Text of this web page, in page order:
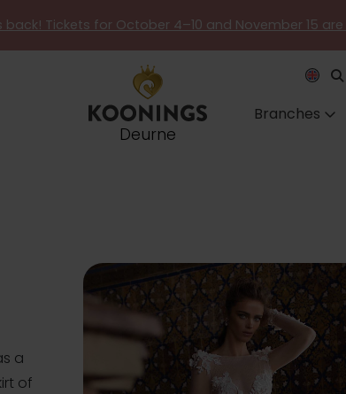
back! Tickets for October 4–10 and November 15
Deurne
Branches
a
of